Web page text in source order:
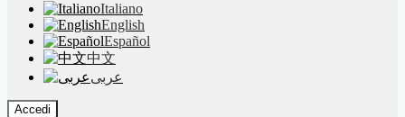
Italiano
English
Español
中文
عربى
Accedi